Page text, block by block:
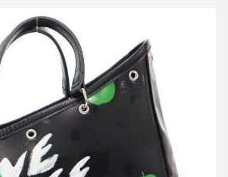
LIVE FREE with STRONG WILL メ
トートバッグ VZ-K250-051
買取金額36,000円